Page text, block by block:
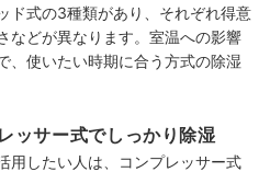
ド式の3種類があり、それぞれ得意
などが異なります。室温への影響
、使いたい時期に合う方式の除湿
ッサー式でしっかり除湿
用したい人は、コンプレッサー式